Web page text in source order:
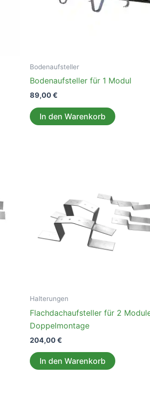
Bodenaufsteller
Bodenaufsteller für 1 Modul
89,00€
In den Warenkorb
Halterungen
Flachdachaufsteller für 2
Doppelmontage
204,00€
In den Warenkorb